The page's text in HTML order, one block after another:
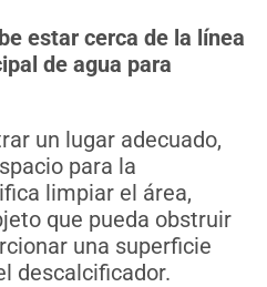
estar cerca de la línea
de agua para
un lugar adecuado,
para la
limpiar el área,
que pueda obstruir
una superficie
descalcificador.